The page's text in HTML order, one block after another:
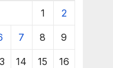
1 2
7 8 9
14 15 16